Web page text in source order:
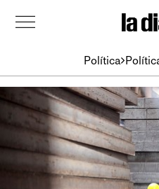
Política